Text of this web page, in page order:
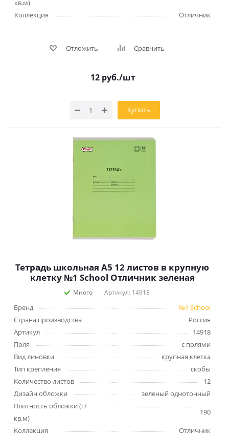
кв.м)
Коллекция
Отличник
Отложить Сравнить
12руб./шт
Купить
Тетрадь школьная А5 12 листов в крупную
клетку №1 School Отличник зеленая
Много Артикул: 14918
Бренд
№1 School
Страна производства
Россия
Артикул
14918
Поля
с полями
Вид линовки
крупная клетка
Тип крепления
скобы
Количество листов
12
Дизайн обложки
зеленый однотонный
Плотность обложки (г/
кв.м)
190
Коллекция
Отличник